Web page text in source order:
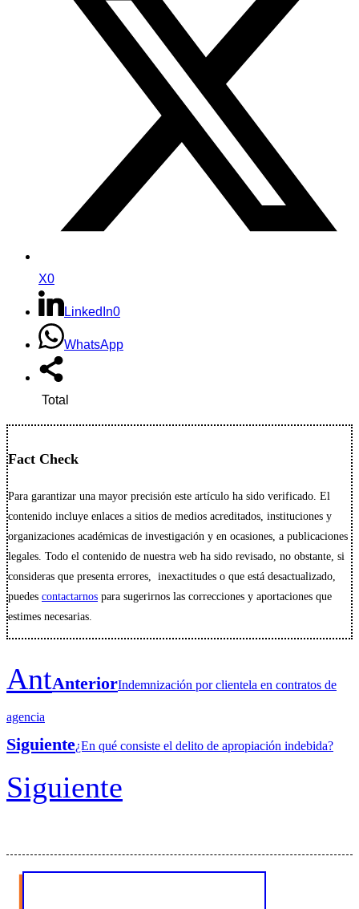
X0
LinkedIn0
WhatsApp
Total
Fact Check
Para garantizar una mayor precisión este artículo ha sido verificado. El
contenido incluye enlaces a sitios de medios acreditados, instituciones y
organizaciones académicas de investigación y en ocasiones, a publicaciones
legales. Todo el contenido de nuestra web ha sido revisado, no obstante, si
consideras que presenta errores, inexactitudes o que está desactualizado,
puedes contactarnos para sugerirnos las correcciones y aportaciones que
estimes necesarias.
AntAnteriorIndemnización por clientela en contratos de
agencia
Siguiente¿En qué consiste el delito de apropiación indebida?
Siguiente